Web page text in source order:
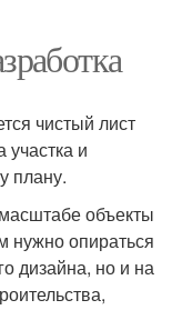
чистый лист
участка и
плану.
объекты
нужно опираться
дизайна, но и на